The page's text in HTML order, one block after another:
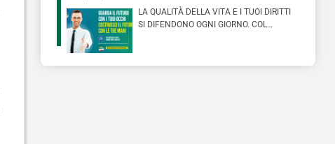
LA QUALITÀ DELLA VITA E I TUOI DIRITTI
SI DIFENDONO OGNI GIORNO. COL